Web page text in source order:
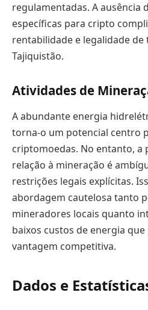
regulamentadas. A ausência
específicas para cripto
rentabilidade e legalidade
Tajiquistão.
Atividades de
A abundante energia
torna-o um potencial centro
criptomoedas. No entanto, a
relação à mineração é
restrições legais explícitas.
abordagem cautelosa tanto
mineradores locais quanto
baixos custos de energia
vantagem competitiva.
Dados e